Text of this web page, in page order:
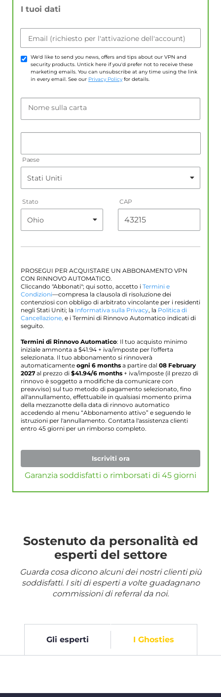
I tuoi dati
Email (richiesto per l'attivazione dell'account)
We'd like to send you news, offers and tips about our VPN and
security products. Untick here if you'd prefer not to receive these
marketing emails. You can unsubscribe at any time using the link
in every email. See our Privacy Policy for details.
Nome sulla carta
Paese
Stato CAP
PROSEGUI PER ACQUISTARE UN ABBONAMENTO VPN
CON RINNOVO AUTOMATICO.
Cliccando "Abbonati"; qui sotto, accetto i Termini e
Condizioni—compresa la clausola di risoluzione dei
contenziosi con obbligo di arbitrato vincolante per i residenti
negli Stati Uniti; la Informativa sulla Privacy, la Politica di
Cancellazione, e i Termini di Rinnovo Automatico indicati di
seguito.
Termini di Rinnovo Automatico: Il tuo acquisto minimo
iniziale ammonta a $41.94 + iva/imposte per l'offerta
selezionata. Il tuo abbonamento si rinnoverà
automaticamente ogni 6 months a partire dal 08 February
2027 al prezzo di $41.94/6 months + iva/imposte (il prezzo di
rinnovo è soggetto a modifiche da comunicare con
preavviso) sul tuo metodo di pagamento selezionato, fino
all'annullamento, effettuabile in qualsiasi momento prima
della mezzanotte della data di rinnovo automatico
accedendo al menu “Abbonamento attivo” e seguendo le
istruzioni per l'annullamento. Contatta l'assistenza clienti
entro 45 giorni per un rimborso completo.
Iscriviti ora
Garanzia soddisfatti o rimborsati di 45 giorni
Sostenuto da personalità ed
esperti del settore
Guarda cosa dicono alcuni dei nostri clienti più
soddisfatti. I siti di esperti a volte guadagnano
commissioni di referral da noi.
Gli esperti I Ghosties